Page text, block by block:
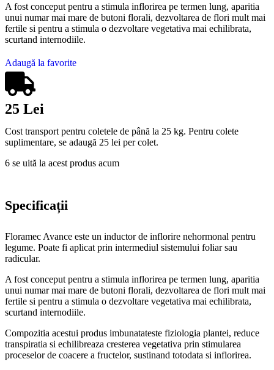
A fost conceput pentru a stimula inflorirea pe termen lung, aparitia
unui numar mai mare de butoni florali, dezvoltarea de flori mult mai
fertile si pentru a stimula o dezvoltare vegetativa mai echilibrata,
scurtand internodiile.
Adaugă la favorite
25 Lei
Cost transport pentru coletele de până la 25 kg. Pentru colete
suplimentare, se adaugă 25 lei per colet.
6 se uită la acest produs acum
Specificații
Floramec Avance este un inductor de inflorire nehormonal pentru
legume. Poate fi aplicat prin intermediul sistemului foliar sau
radicular.
A fost conceput pentru a stimula inflorirea pe termen lung, aparitia
unui numar mai mare de butoni florali, dezvoltarea de flori mult mai
fertile si pentru a stimula o dezvoltare vegetativa mai echilibrata,
scurtand internodiile.
Compozitia acestui produs imbunatateste fiziologia plantei, reduce
transpiratia si echilibreaza cresterea vegetativa prin stimularea
proceselor de coacere a fructelor, sustinand totodata si inflorirea.